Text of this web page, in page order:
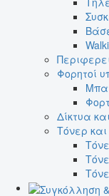
Φορητοί
Δίκτυα
Τόνερ